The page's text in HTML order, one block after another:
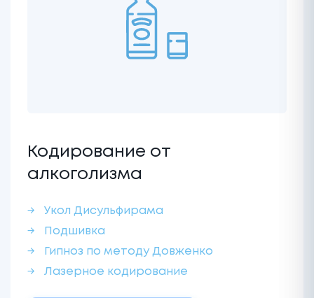
Кодирование от
алкоголизма
Укол Дисульфирама
Подшивка
Гипноз по методу Довженко
Лазерное кодирование